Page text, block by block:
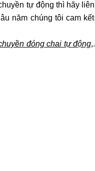
tự động thì hãy
năm chúng tôi cam
đóng chai tự động